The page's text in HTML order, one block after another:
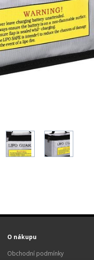
O nákupu
Obchodní podmínky